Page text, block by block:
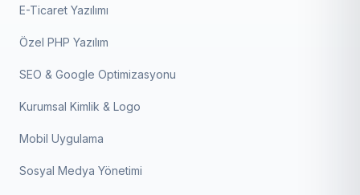
E-Ticaret Yazılımı
Özel PHP Yazılım
SEO & Google Optimizasyonu
Kurumsal Kimlik & Logo
Mobil Uygulama
Sosyal Medya Yönetimi